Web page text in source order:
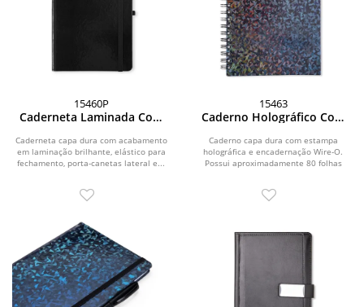
15460P
Caderneta Laminada Com
Caderneta capa dura com acabamento
em laminação brilhante, elástico para
fechamento, porta-canetas lateral e...
15463
Caderno Holográfico Com
Caderno capa dura com estampa
holográfica e encadernação Wire-O.
Possui aproximadamente 80 folhas